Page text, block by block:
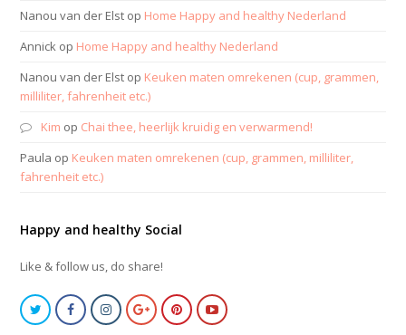
Nanou van der Elst op Home Happy and healthy Nederland
Annick op Home Happy and healthy Nederland
Nanou van der Elst op Keuken maten omrekenen (cup, grammen,
milliliter, fahrenheit etc.)
Kim op Chai thee, heerlijk kruidig en verwarmend!
Paula op Keuken maten omrekenen (cup, grammen, milliliter,
fahrenheit etc.)
Happy and healthy Social
Like & follow us, do share!